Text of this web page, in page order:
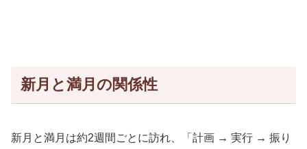
新月と満月の関係性
新月と満月は約2週間ごとに訪れ、「計画 → 実行 → 振り